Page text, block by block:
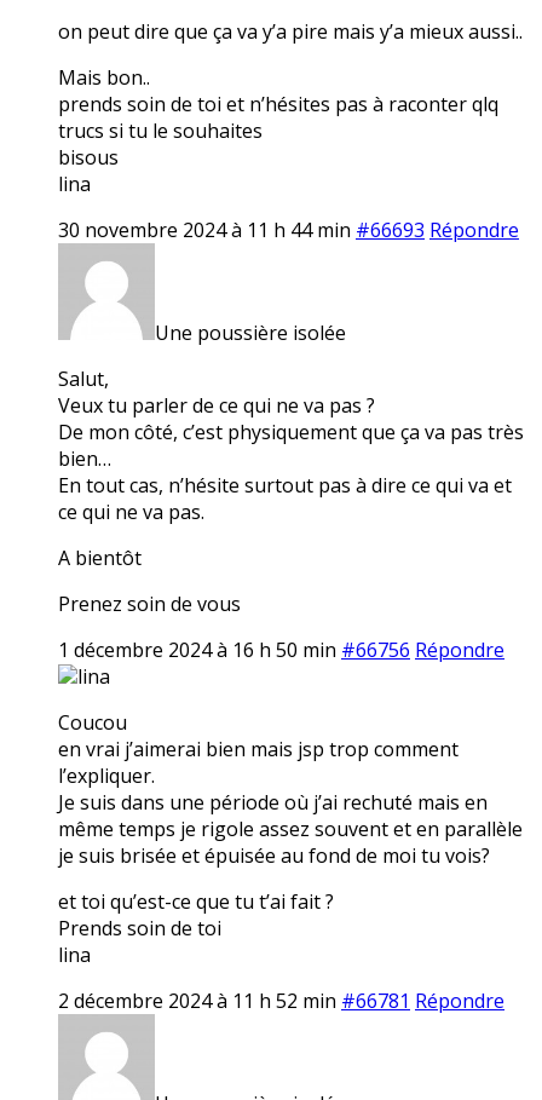
on peut dire que ça va y’a pire mais y’a mieux aussi..
Mais bon..
prends soin de toi et n’hésites pas à raconter qlq
trucs si tu le souhaites
bisous
lina
30 novembre 2024 à 11 h 44 min #66693 Répondre
Une poussière isolée
Salut,
Veux tu parler de ce qui ne va pas ?
De mon côté, c’est physiquement que ça va pas très
bien…
En tout cas, n’hésite surtout pas à dire ce qui va et
ce qui ne va pas.
A bientôt
Prenez soin de vous
1 décembre 2024 à 16 h 50 min #66756 Répondre
lina
Coucou
en vrai j’aimerai bien mais jsp trop comment
l’expliquer.
Je suis dans une période où j’ai rechuté mais en
même temps je rigole assez souvent et en parallèle
je suis brisée et épuisée au fond de moi tu vois?
et toi qu’est-ce que tu t’ai fait ?
Prends soin de toi
lina
2 décembre 2024 à 11 h 52 min #66781 Répondre